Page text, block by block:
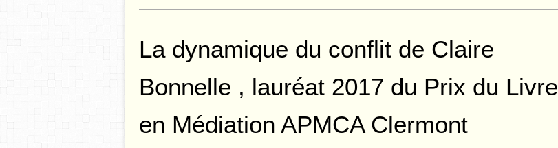
La dynamique du conflit de Claire
Bonnelle , lauréat 2017 du Prix du Livre
en Médiation APMCA Clermont